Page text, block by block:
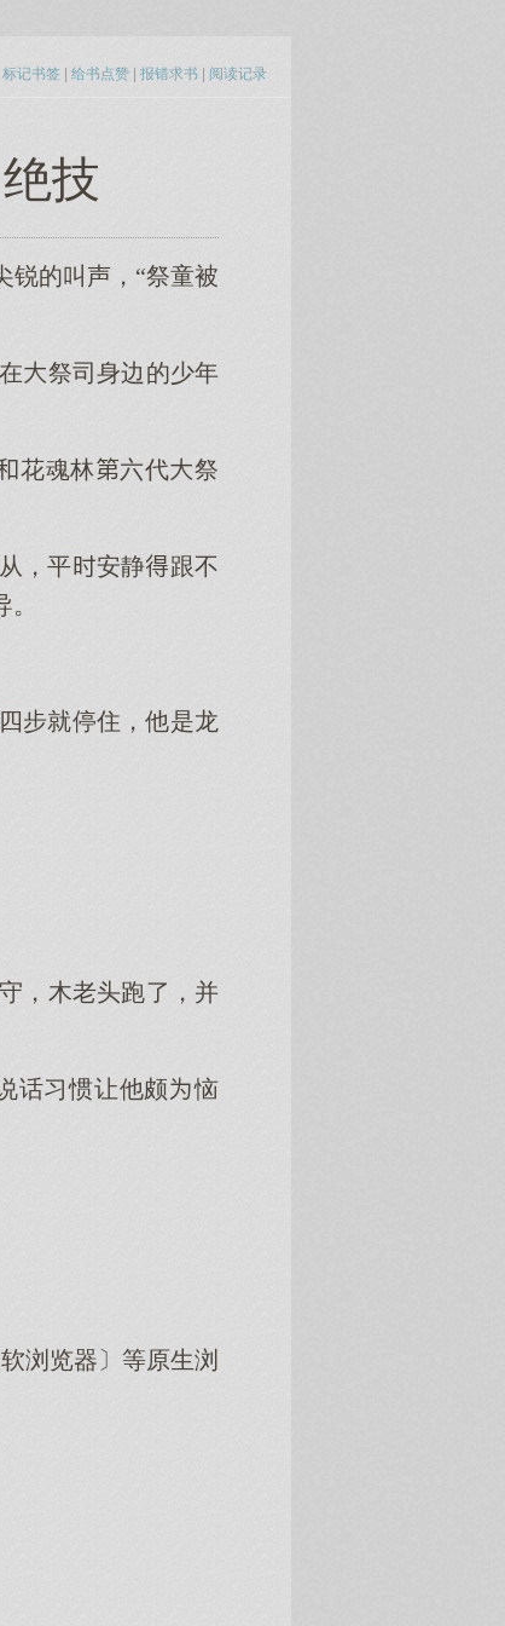
标记书签 | 给书点赞 | 报错求书 | 阅读记录
技
的叫声，“祭童被
祭司身边的少年
花魂林六代祭
，平安静跟不
就停住，他是龙
，木老头跑了，并
话习惯让他颇恼
浏览器〕等原生浏